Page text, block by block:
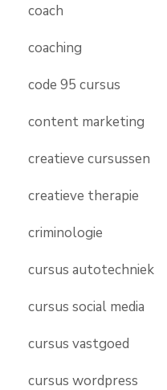
coach
coaching
code 95 cursus
content marketing
creatieve cursussen
creatieve therapie
criminologie
cursus autotechniek
cursus social media
cursus vastgoed
cursus wordpress